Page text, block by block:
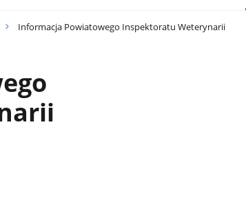
Informacja Powiatowego Inspektoratu Weterynarii